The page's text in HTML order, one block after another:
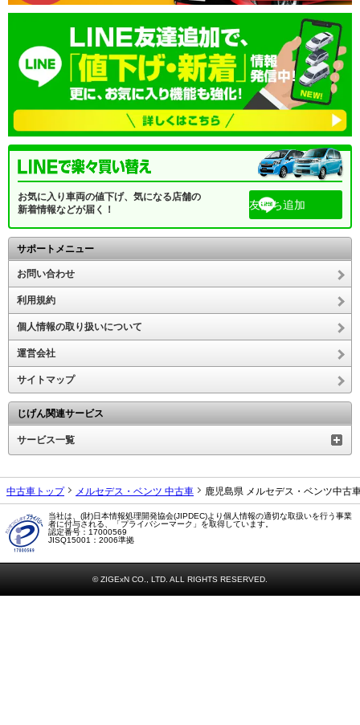
お気に入り車両の値下げ、気になる店舗の
新着情報などが届く！
友だち追加
サポートメニュー
お問い合わせ
利用規約
個人情報の取り扱いについて
運営会社
サイトマップ
じげん関連サービス
サービス一覧
中古車トップ メルセデス・ベンツ 中古車 鹿児島県 メルセデス・ベンツ中古
当社は、(財)日本情報処理開発協会(JIPDEC)より個人情報の適切な取扱いを行う事業
者に付与される、「プライバシーマーク」を取得しています。
認定番号：17000569
JISQ15001：2006準拠
© ZIGExN CO., LTD. ALL RIGHTS RESERVED.